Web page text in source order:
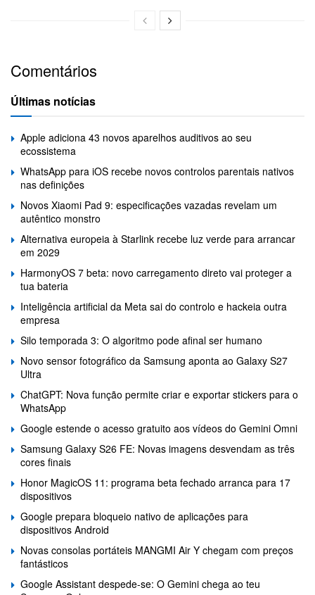
Comentários
Últimas notícias
Apple adiciona 43 novos aparelhos auditivos ao seu
ecossistema
WhatsApp para iOS recebe novos controlos parentais nativos
nas definições
Novos Xiaomi Pad 9: especificações vazadas revelam um
autêntico monstro
Alternativa europeia à Starlink recebe luz verde para arrancar
em 2029
HarmonyOS 7 beta: novo carregamento direto vai proteger a
tua bateria
Inteligência artificial da Meta sai do controlo e hackeia outra
empresa
Silo temporada 3: O algoritmo pode afinal ser humano
Novo sensor fotográfico da Samsung aponta ao Galaxy S27
Ultra
ChatGPT: Nova função permite criar e exportar stickers para o
WhatsApp
Google estende o acesso gratuito aos vídeos do Gemini Omni
Samsung Galaxy S26 FE: Novas imagens desvendam as três
cores finais
Honor MagicOS 11: programa beta fechado arranca para 17
dispositivos
Google prepara bloqueio nativo de aplicações para
dispositivos Android
Novas consolas portáteis MANGMI Air Y chegam com preços
fantásticos
Google Assistant despede-se: O Gemini chega ao teu